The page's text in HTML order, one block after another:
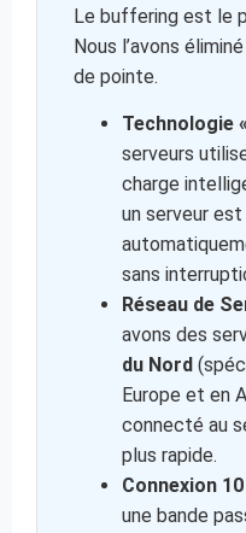
Le buffering est le
Nous l’avons
de pointe.
Technologie
serveurs
charge
un serveur
sans
Réseau de
avons des
du Nord
Europe et en
connecté au
plus rapide.
Connexion
une bande